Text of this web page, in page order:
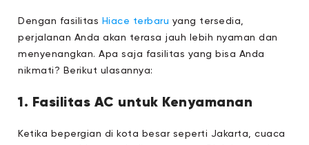
Dengan fasilitas Hiace terbaru yang tersedia,
perjalanan Anda akan terasa jauh lebih nyaman dan
menyenangkan. Apa saja fasilitas yang bisa Anda
nikmati? Berikut ulasannya:
1. Fasilitas AC untuk Kenyamanan
Ketika bepergian di kota besar seperti Jakarta, cuaca